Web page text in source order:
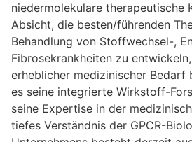
niedermolekulare therapeutische
Absicht, die besten/führenden
Behandlung von Stoffwechsel-,
Fibrosekrankheiten zu
erheblicher medizinischer Bedarf
es seine integrierte Wirkstoff-
seine Expertise in der
tiefes Verständnis der GPCR-